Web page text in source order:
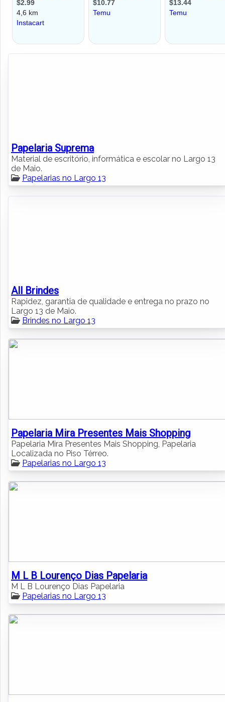
Papelaria Suprema
Material de escritório, informática e escolar no Largo 13
de Maio.
Papelarias no Largo 13
All Brindes
Rapidez, garantia de qualidade e entrega no prazo no
Largo 13 de Maio.
Brindes no Largo 13
Papelaria Mira Presentes Mais Shopping
Papelaria Mira Presentes Mais Shopping, Papelaria
Localizada no Piso Térreo.
Papelarias no Largo 13
M L B Lourenço Dias Papelaria
M L B Lourenço Dias Papelaria
Papelarias no Largo 13